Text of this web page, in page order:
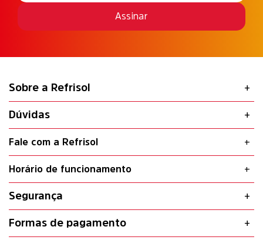
Assinar
Sobre a Refrisol
Dúvidas
Fale com a Refrisol
Horário de funcionamento
Segurança
Formas de pagamento